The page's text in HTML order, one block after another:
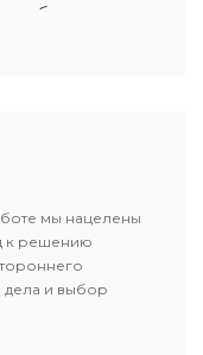
итогу.
работы» – мы всегда
итогу.
мы нацелены
к решению
дела и выбор